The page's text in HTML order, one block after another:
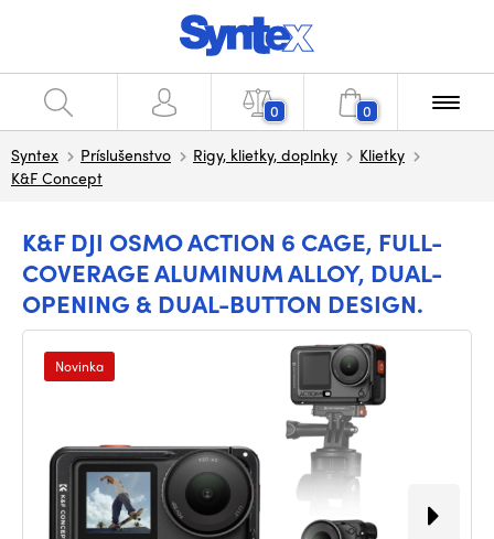
0 0
Syntex Príslušenstvo Rigy, klietky, doplnky
Klietky
K&F Concept
K&F DJI OSMO ACTION 6 CAGE, FULL-
COVERAGE ALUMINUM ALLOY, DUAL-
OPENING & DUAL-BUTTON DESIGN.
Novinka